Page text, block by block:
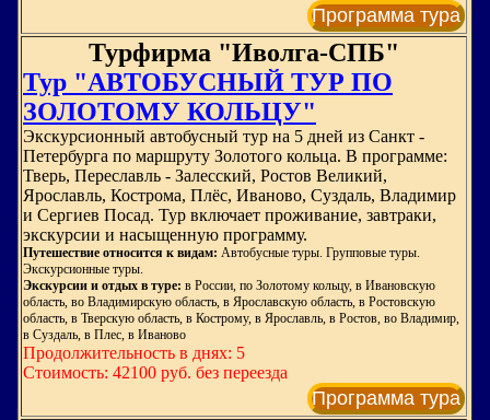
Программа тура
Турфирма "Иволга-СПБ"
Тур "АВТОБУСНЫЙ ТУР ПО
ЗОЛОТОМУ КОЛЬЦУ"
Экскурсионный автобусный тур на 5 дней из Санкт -
Петербурга по маршруту Золотого кольца. В программе:
Тверь, Переславль - Залесский, Ростов Великий,
Ярославль, Кострома, Плёс, Иваново, Суздаль, Владимир
и Сергиев Посад. Тур включает проживание, завтраки,
экскурсии и насыщенную программу.
Путешествие относится к видам: Автобусные туры. Групповые туры.
Экскурсионные туры.
Экскурсии и отдых в туре: в России, по Золотому кольцу, в Ивановскую
область, во Владимирскую область, в Ярославскую область, в Ростовскую
область, в Тверскую область, в Кострому, в Ярославль, в Ростов, во Владимир,
в Суздаль, в Плес, в Иваново
Продолжительность в днях: 5
Стоимость: 42100 руб. без переезда
Программа тура